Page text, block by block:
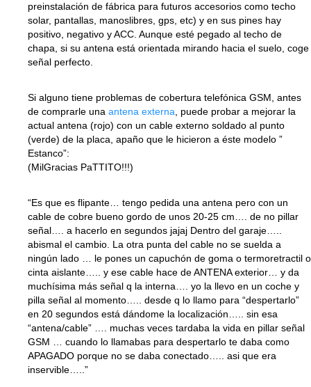
preinstalación de fábrica para futuros accesorios como techo
solar, pantallas, manoslibres, gps, etc) y en sus pines hay
positivo, negativo y ACC. Aunque esté pegado al techo de
chapa, si su antena está orientada mirando hacia el suelo, coge
señal perfecto.
Si alguno tiene problemas de cobertura telefónica GSM, antes
de comprarle una antena externa, puede probar a mejorar la
actual antena (rojo) con un cable externo soldado al punto
(verde) de la placa, apaño que le hicieron a éste modelo ”
Estanco”:
(MilGracias PaTTITO!!!)
“Es que es flipante… tengo pedida una antena pero con un
cable de cobre bueno gordo de unos 20-25 cm…. de no pillar
señal…. a hacerlo en segundos jajaj Dentro del garaje…..
abismal el cambio. La otra punta del cable no se suelda a
ningún lado … le pones un capuchón de goma o termoretractil o
cinta aislante….. y ese cable hace de ANTENA exterior… y da
muchísima más señal q la interna…. yo la llevo en un coche y
pilla señal al momento….. desde q lo llamo para “despertarlo”
en 20 segundos está dándome la localización….. sin esa
“antena/cable” …. muchas veces tardaba la vida en pillar señal
GSM … cuando lo llamabas para despertarlo te daba como
APAGADO porque no se daba conectado….. asi que era
inservible…..”